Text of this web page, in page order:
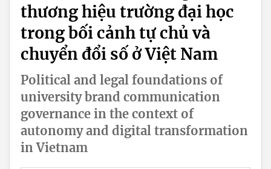
thương hiệu trường đại học
trong bối cảnh tự chủ và
chuyển đổi số ở Việt Nam
Political and legal foundations of
university brand communication
governance in the context of
autonomy and digital transformation
in Vietnam